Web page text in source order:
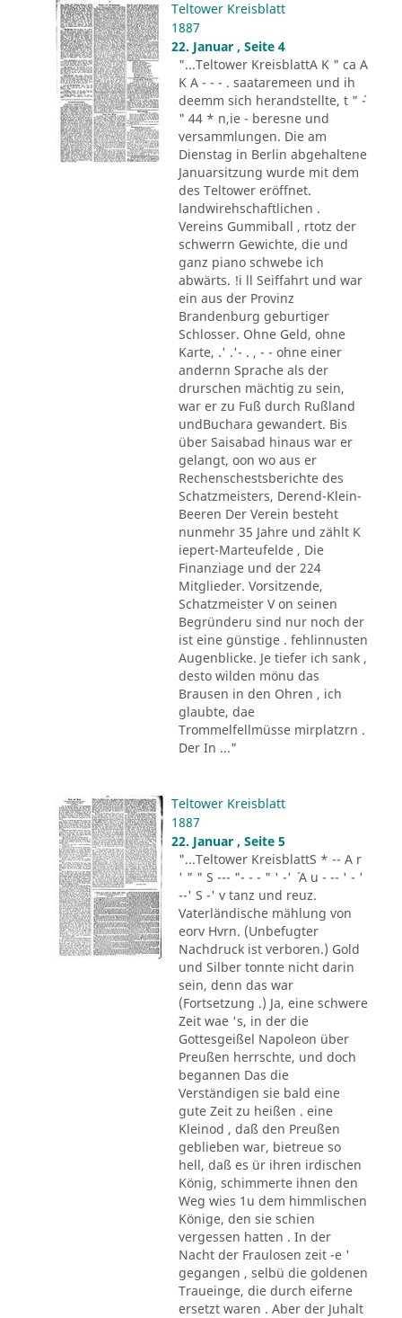
Teltower Kreisblatt
1887
22. Januar , Seite 4
"...Teltower KreisblattA K " ca A
K A - - - . saataremeen und ih
deemm sich herandstellte, t " ´-
" 44 * n,ie - beresne und
versammlungen. Die am
Dienstag in Berlin abgehaltene
Januarsitzung wurde mit dem
des Teltower eröffnet.
landwirehschaftlichen .
Vereins Gummiball , rtotz der
schwerrn Gewichte, die und
ganz piano schwebe ich
abwärts. !i ll Seiffahrt und war
ein aus der Provinz
Brandenburg geburtiger
Schlosser. Ohne Geld, ohne
Karte, .' .'- . , - - ohne einer
andernn Sprache als der
drurschen mächtig zu sein,
war er zu Fuß durch Rußland
undBuchara gewandert. Bis
über Saisabad hinaus war er
gelangt, oon wo aus er
Rechenschestsberichte des
Schatzmeisters, Derend-Klein-
Beeren Der Verein besteht
nunmehr 35 Jahre und zählt K
iepert-Marteufelde , Die
Finanziage und der 224
Mitglieder. Vorsitzende,
Schatzmeister V on seinen
Begründeru sind nur noch der
ist eine günstige . fehlinnusten
Augenblicke. Je tiefer ich sank ,
desto wilden mönu das
Brausen in den Ohren , ich
glaubte, dae
Trommelfellmüsse mirplatzrn .
Der In ..."
Teltower Kreisblatt
1887
22. Januar , Seite 5
"...Teltower KreisblattS * -- A r
' " " S --- "- - - " ' -' ´ A u - -- ' - '
--' S -' v tanz und reuz.
Vaterländische mählung von
eorv Hvrn. (Unbefugter
Nachdruck ist verboren.) Gold
und Silber tonnte nicht darin
sein, denn das war
(Fortsetzung .) Ja, eine schwere
Zeit wae 's, in der die
Gottesgeißel Napoleon über
Preußen herrschte, und doch
begannen Das die
Verständigen sie bald eine
gute Zeit zu heißen . eine
Kleinod , daß den Preußen
geblieben war, bietreue so
hell, daß es ür ihren irdischen
König, schimmerte ihnen den
Weg wies 1u dem himmlischen
Könige, den sie schien
vergessen hatten . In der
Nacht der Fraulosen zeit -e '
gegangen , selbü die goldenen
Traueinge, die durch eiferne
ersetzt waren . Aber der Juhalt